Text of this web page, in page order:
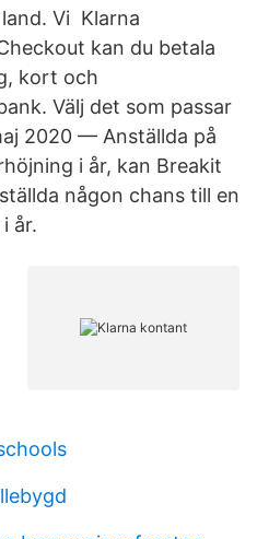
Vi Klarna
kan du betala
kort och
Välj det som passar
2020 — Anställda på
i år, kan Breakit
någon chans till en
år.